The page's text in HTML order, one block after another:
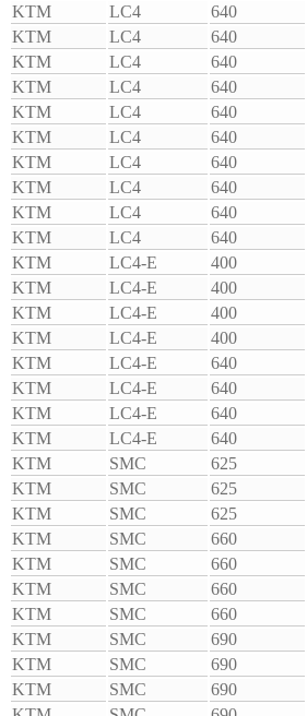
KTM
LC4 640
KTM
LC4 640
KTM
LC4 640
KTM
LC4 640
KTM
LC4 640
KTM
LC4 640
KTM
LC4 640
KTM
LC4 640
KTM
LC4 640
KTM
LC4 640
KTM
LC4-E 400
KTM
LC4-E 400
KTM
LC4-E 400
KTM
LC4-E 400
KTM
LC4-E 640
KTM
LC4-E 640
KTM
LC4-E 640
KTM
LC4-E 640
KTM
SMC 625
KTM
SMC 625
KTM
SMC 625
KTM
SMC 660
KTM
SMC 660
KTM
SMC 660
KTM
SMC 660
KTM
SMC 690
KTM
SMC 690
KTM
SMC 690